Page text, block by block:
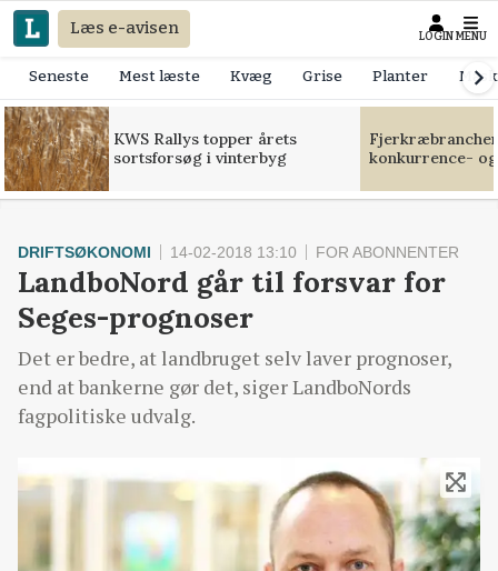
Læs e-avisen LOGIN MENU
Seneste Mest læste Kvæg Grise Planter
KWS Rallys topper årets
sortsforsøg i vinterbyg
konkurrence-
DRIFTSØKONOMI 14-02-2018 13:10 FOR ABONNENTER
LandboNord går til forsvar for
Seges-prognoser
Det er bedre, at landbruget selv laver prognoser,
end at bankerne gør det, siger LandboNords
fagpolitiske udvalg.